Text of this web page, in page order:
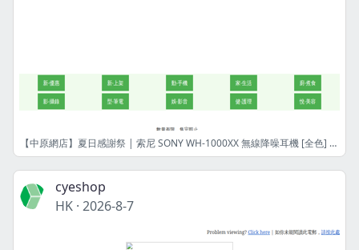
【中原網店】夏日感謝祭 | 索尼 SONY WH-1000XX 無線降噪耳機 [全色] | 港幣4399元 | 限量8件! | 網店限定
cyeshop
HK · 2026-8-7